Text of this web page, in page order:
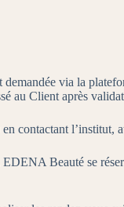
via la
au Client après
contactant l’institut,
Beauté se